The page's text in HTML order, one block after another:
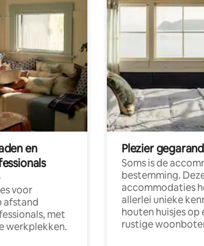
en
voor
afstand
met
werkplekken.
Plezier
Soms is de
bestemming.
accommodaties
allerlei unieke
houten huisjes
rustige